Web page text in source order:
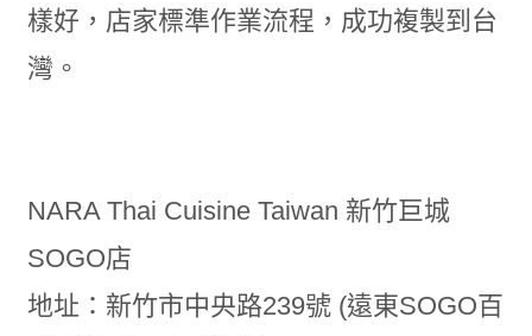
樣好，店家標準作業流程，成功複製到台
灣。
NARA Thai Cuisine Taiwan 新竹巨城
SOGO店
地址：新竹市中央路239號 (遠東SOGO百